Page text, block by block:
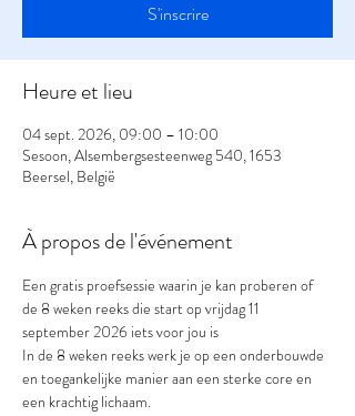
S'inscrire
Heure et lieu
04 sept. 2026, 09:00 – 10:00
Sesoon, Alsembergsesteenweg 540, 1653
Beersel, België
À propos de l'événement
Een gratis proefsessie waarin je kan proberen of
de 8 weken reeks die start op vrijdag 11
september 2026 iets voor jou is
In de 8 weken reeks werk je op een onderbouwde
en toegankelijke manier aan een sterke core en
een krachtig lichaam.